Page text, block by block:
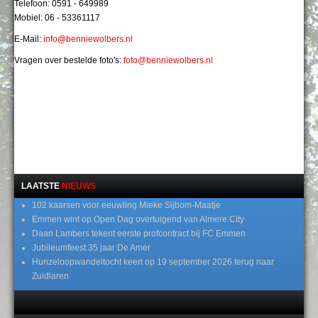
Telefoon: 0591 - 649989
Mobiel: 06 - 53361117
E-Mail: info@benniewolbers.nl
Vragen over bestelde foto's: foto@benniewolbers.nl
LAATSTE NIEUWS
102 kaarsen voor eeuwling Mieke Sijbom-Maatje
Emmen wint op Open Dag overtuigend van Almere City
Daan Lambers tekent eerste profcontract bij FC Emmen
Jubileumfeest 35 jaar De Amer
Hunzeloopwandeltocht keert op 19 september 2026 terug naar
Zuidlaren